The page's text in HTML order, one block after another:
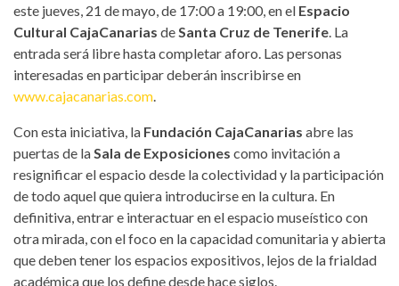
este jueves, 21 de mayo, de 17:00 a 19:00, en el Espacio
Cultural CajaCanarias deSanta Cruz de Tenerife. La
entrada será libre hasta completar aforo. Las personas
interesadas en participar deberán inscribirse en
www.cajacanarias.com.
Con esta iniciativa, la Fundación CajaCanarias abre las
puertas de laSala de Exposiciones como invitación a
resignificar el espacio desde la colectividad y la participación
de todo aquel que quiera introducirse en la cultura. En
definitiva, entrar e interactuar en el espacio museístico con
otra mirada, con el foco en la capacidad comunitaria y abierta
que deben tener los espacios expositivos, lejos de la frialdad
académica que los define desde hace siglos.